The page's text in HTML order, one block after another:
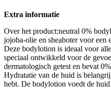
Extra informatie
Over het product:neutral 0%
jojoba-olie en sheaboter voor een
Deze bodylotion is ideaal voor
speciaal ontwikkeld voor de
dermatologisch getest en bevat
Hydratatie van de huid is
hebt. De bodylotion voedt de